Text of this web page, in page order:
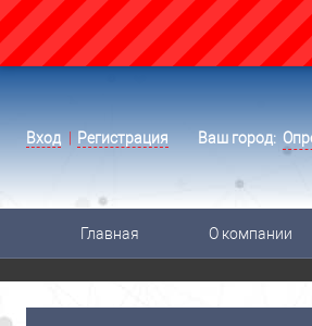
Вход Регистрация Ваш город:
Главная О компании